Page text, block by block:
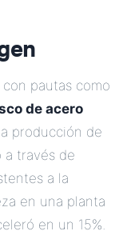
pautas como
de acero
producción de
a través de
a la
en una planta
en un 15%.